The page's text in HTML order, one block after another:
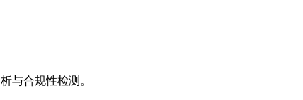
与合规性检测。